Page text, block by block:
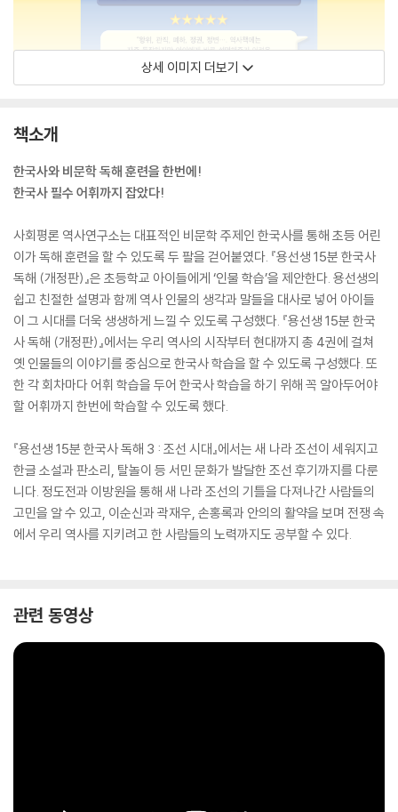
상세 이미지 더보기
책소개
한국사와 비문학 독해 훈련을 한번에!
한국사 필수 어휘까지 잡았다!
사회평론 역사연구소는 대표적인 비문학 주제인 한국사를 통해 초등 어린
이가 독해 훈련을 할 수 있도록 두 팔을 걷어붙였다. 『용선생 15분 한국사
독해 (개정판)』은 초등학교 아이들에게 ‘인물 학습’을 제안한다. 용선생의
쉽고 친절한 설명과 함께 역사 인물의 생각과 말들을 대사로 넣어 아이들
이 그 시대를 더욱 생생하게 느낄 수 있도록 구성했다. 『용선생 15분 한국
사 독해 (개정판)』에서는 우리 역사의 시작부터 현대까지 총 4권에 걸쳐
옛 인물들의 이야기를 중심으로 한국사 학습을 할 수 있도록 구성했다. 또
한 각 회차마다 어휘 학습을 두어 한국사 학습을 하기 위해 꼭 알아두어야
할 어휘까지 한번에 학습할 수 있도록 했다.
『용선생 15분 한국사 독해 3 : 조선 시대』에서는 새 나라 조선이 세워지고
한글 소설과 판소리, 탈놀이 등 서민 문화가 발달한 조선 후기까지를 다룬
니다. 정도전과 이방원을 통해 새 나라 조선의 기틀을 다져나간 사람들의
고민을 알 수 있고, 이순신과 곽재우, 손홍록과 안의의 활약을 보며 전쟁 속
에서 우리 역사를 지키려고 한 사람들의 노력까지도 공부할 수 있다.
관련 동영상